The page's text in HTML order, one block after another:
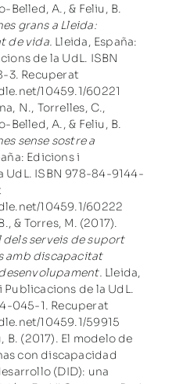
Belled, A., & Feliu, B.
grans a Lleida:
de vida. Lleida, España:
de la UdL. ISBN
3. Recuperat
10459.1/60221
N., Torrelles, C.,
Belled, A., & Feliu, B.
sense sostre a
Edicions i
UdL. ISBN 978-84-9144-
10459.1/60222
& Torres, M. (2017).
dels serveis de suport
amb discapacitat
Lleida,
Publicacions de la UdL.
045-1. Recuperat
10459.1/59915
B. (2017). El modelo de
con discapacidad
(DID): una